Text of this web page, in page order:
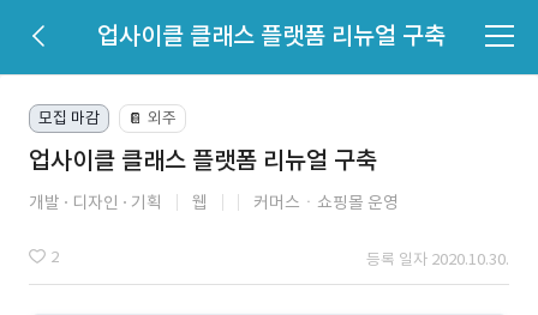
업사이클 클래스 플랫폼 리뉴얼 구축
모집 마감 📔 외주
업사이클 클래스 플랫폼 리뉴얼 구축
개발 디자인 기획 웹 커머스ㆍ쇼핑몰 운영
2 등록 일자 2020.10.30.